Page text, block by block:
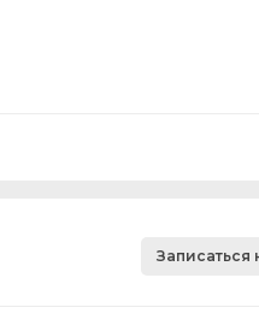
Записаться